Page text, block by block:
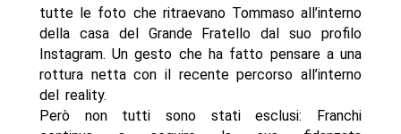
tutte le foto che ritraevano Tommaso all’interno
della casa del Grande Fratello dal suo profilo
Instagram. Un gesto che ha fatto pensare a una
rottura netta con il recente percorso all’interno
del reality.
Però non tutti sono stati esclusi: Franchi